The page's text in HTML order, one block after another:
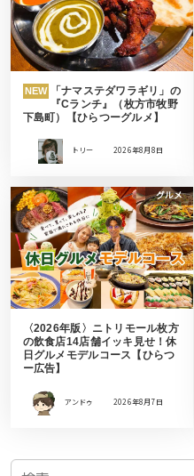
NEW
「ナマステダワラギリ」の
『Cランチ』（枚方市牧野
下島町）【ひらつーグルメ】
トリー 2026年8月8日
グルメ
〈2026年版〉ニトリモール枚方
の飲食店14店舗イッキ見せ！休
日グルメモデルコース【ひらつ
ー広告】
アンドゥ 2026年8月7日
検